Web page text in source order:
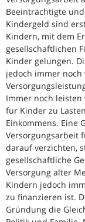
Beeinträchtigte
Kindergeld sind
Kindern, mit dem
gesellschaftlichen
Kinder gelungen.
jedoch immer
Immer noch
für Kinder zu
Einkommens. Eine
Versorgungsarbeit
darauf verzichten,
gesellschaftliche
Versorgung alter
Kindern jedoch
zu finanzieren ist.
Gründung die